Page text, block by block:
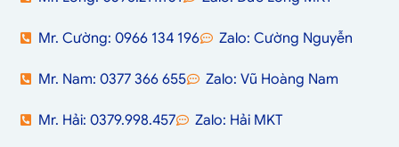
Mr. Cường: 0966 134 196 Zalo: Cường Nguyễn
Mr. Nam: 0377 366 655 Zalo: Vũ Hoàng Nam
Mr. Hải: 0379.998.457 Zalo: Hải MKT